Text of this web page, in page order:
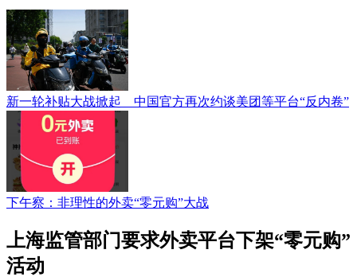
新一轮补贴大战掀起 中国官方再次约谈美团等平台“反内卷”
下午察：非理性的外卖“零元购”大战
上海监管部门要求外卖平台下架“零元购”
活动